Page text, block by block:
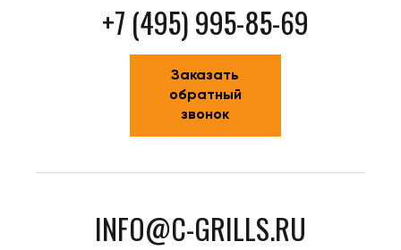
+7 (495) 995-85-69
Заказать
обратный
звонок
INFO@C-GRILLS.RU